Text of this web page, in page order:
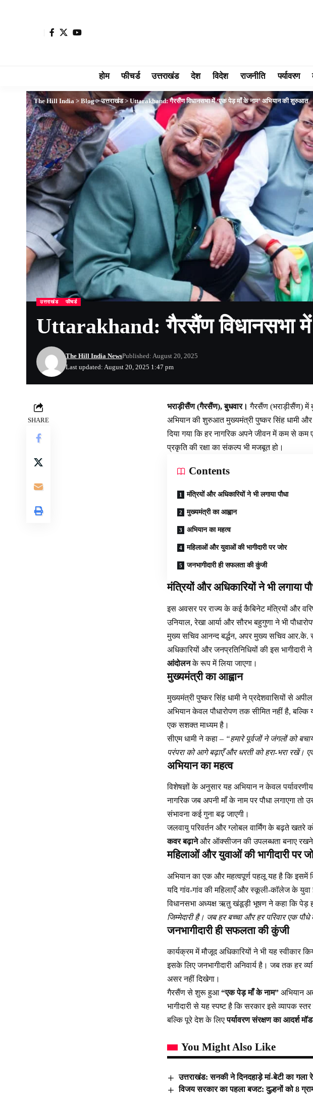
होम फीचर्ड उत्तराखंड देश विदेश राजनीति पर्यावरण
The Hill India > Blog>उत्तराखंड>Uttarakhand: गैरसैंण विधानसभा में ‘एक पेड़ माँ के नाम’ अभियान की शुरुआत
उत्तराखंड फीचर्ड
Uttarakhand: गैरसैंण विधानसभा
Last updated: August 20, 2025 1:47 pm
The Hill India NewsPublished: August 20, 2025
SHARE
भराड़ीसैंण (गैरसैंण), बुधवार।गैरसैंण (भराड़ीसैंण) में
अभियान की शुरुआत मुख्यमंत्री पुष्कर सिंह धामी
दिया गया कि हर नागरिक अपने जीवन में कम से कम
प्रकृति की रक्षा का संकल्प भी मजबूत हो।
Contents
मंत्रियों और अधिकारियों ने भी लगाया पौधा
मुख्यमंत्री का आह्वान
अभियान का महत्व
महिलाओं और युवाओं की भागीदारी पर जोर
जनभागीदारी ही सफलता की कुंजी
मंत्रियों और अधिकारियों ने भी लगाया
इस अवसर पर राज्य के कई कैबिनेट मंत्रियों और
उनियाल, रेखा आर्या और सौरभ बहुगुणा ने भी
मुख्य सचिव आनन्द बर्द्धन, अपर मुख्य सचिव आर.के.
अधिकारियों और जनप्रतिनिधियों की इस
आंदोलनके रूप में लिया जाएगा।
मुख्यमंत्री का आह्वान
मुख्यमंत्री पुष्कर सिंह धामी ने प्रदेशवासियों से
अभियान केवल पौधारोपण तक सीमित नहीं है, बल्कि
एक सशक्त माध्यम है।
सीएम धामी ने कहा – “हमारे पूर्वजों ने जंगलों को
परंपरा को आगे बढ़ाएँ और धरती को हरा-भरा रखें।
अभियान का महत्व
विशेषज्ञों के अनुसार यह अभियान न केवल
नागरिक जब अपनी माँ के नाम पर पौधा लगाएगा
संभावना कई गुना बढ़ जाएगी।
जलवायु परिवर्तन और ग्लोबल वार्मिंग के बढ़ते खतरे
कवर बढ़ानेऔर ऑक्सीजन की उपलब्धता बनाए रखने
महिलाओं और युवाओं की भागीदारी पर
अभियान का एक और महत्वपूर्ण पहलू यह है कि
यदि गांव-गांव की महिलाएँ और स्कूली-काॅलेज के
विधानसभा अध्यक्ष ऋतु खंडूड़ी भूषण ने कहा कि पेड़
जिम्मेदारी है। जब हर बच्चा और हर परिवार एक
जनभागीदारी ही सफलता की कुंजी
कार्यक्रम में मौजूद अधिकारियों ने भी यह स्वीकार
इसके लिए जनभागीदारी अनिवार्य है। जब तक हर
असर नहीं दिखेगा।
गैरसैंण से शुरू हुआ“एक पेड़ माँ के नाम” अभियान
भागीदारी से यह स्पष्ट है कि सरकार इसे व्यापक
बल्कि पूरे देश के लिएपर्यावरण संरक्षण का आदर्श
You Might Also Like
उत्तराखंड: सनकी ने दिनदहाड़े मां-बेटी का
विजय सरकार का पहला बजट: दुल्हनों को 8